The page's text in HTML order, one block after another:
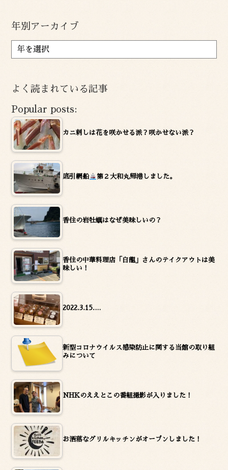
年別アーカイブ
ア
ー
ブ
よく読まれている記事
Popular posts:
カニ刺しは花を咲かせる派？咲かせない派？
底引網船 第２大和丸帰港しました。
香住の岩牡蠣はなぜ美味しいの？
香住の中華料理店「白龍」さんのテイクアウトは美
味しい！
2022.3.15.…
新型コロナウイルス感染防止に関する当館の取り組
みについて
NHKのええとこの番組撮影が入りました！
お洒落なグリルキッチンがオープンしました！